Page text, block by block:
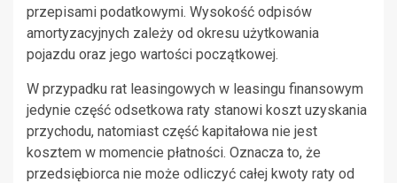
przepisami podatkowymi. Wysokość odpisów
amortyzacyjnych zależy od okresu użytkowania
pojazdu oraz jego wartości początkowej.
W przypadku rat leasingowych w leasingu finansowym
jedynie część odsetkowa raty stanowi koszt uzyskania
przychodu, natomiast część kapitałowa nie jest
kosztem w momencie płatności. Oznacza to, że
przedsiębiorca nie może odliczyć całej kwoty raty od